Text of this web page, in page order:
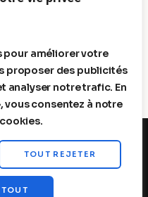
pour améliorer votre
proposer des publicités
analyser notre trafic. En
vous consentez à notre
TOUT REJETER
2026. All Rights Reserved.